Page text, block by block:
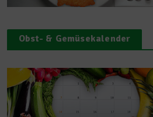
Obst- & Gemüsekalender